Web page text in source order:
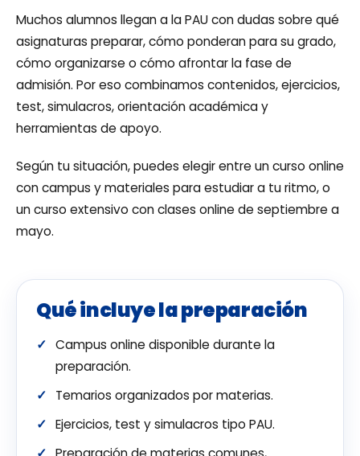
Muchos alumnos llegan a la PAU con dudas sobre qué
asignaturas preparar, cómo ponderan para su grado,
cómo organizarse o cómo afrontar la fase de
admisión. Por eso combinamos contenidos, ejercicios,
test, simulacros, orientación académica y
herramientas de apoyo.
Según tu situación, puedes elegir entre un curso online
con campus y materiales para estudiar a tu ritmo, o
un curso extensivo con clases online de septiembre a
mayo.
Qué incluye la preparación
Campus online disponible durante la
preparación.
Temarios organizados por materias.
Ejercicios, test y simulacros tipo PAU.